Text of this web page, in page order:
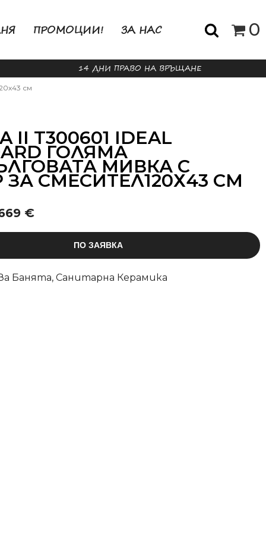
ПРОМОЦИИ! ЗА НАС 0
14 ДНИ ПРАВО НА ВРЪЩАНЕ
см
II T300601 IDEAL
ГОЛЯМА
МИВКА С
СМЕСИТЕЛ120Х43 СМ
€
ПО ЗАЯВКА
Банята,Санитарна Керамика